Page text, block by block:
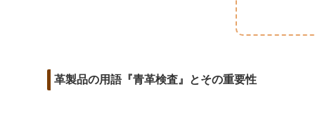
革製品の用語『青革検査』とその重要性